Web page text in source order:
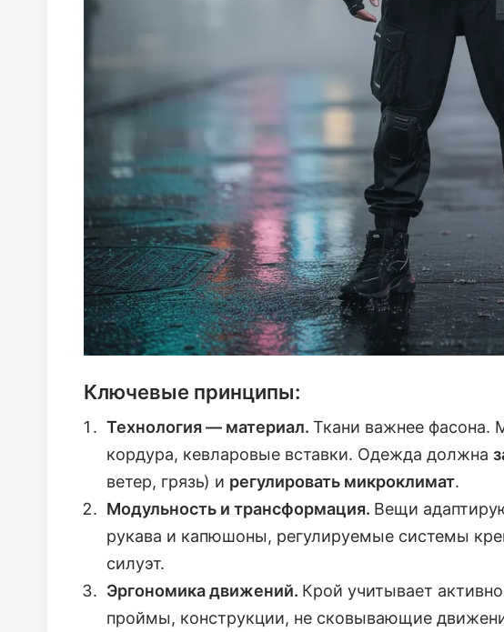
Ключевые принципы:
Технология — материал. Ткани важнее фасона.
кордура, кевларовые вставки. Одежда должна
ветер, грязь) и регулировать микроклимат.
Модульность и трансформация. Вещи
рукава и капюшоны, регулируемые системы
силуэт.
Эргономика движений. Крой учитывает
проймы, конструкции, не сковывающие